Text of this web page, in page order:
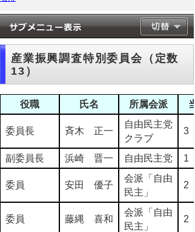
産業振興調査特別委員会（定数
13）
役職 氏名 所属会派
委員長 斉木 正一
自由民主党
クラブ
3
副委員長 浜崎 晋一 自由民主党 1
委員 安田 優子
会派「自由
民主」
2
委員 藤縄 喜和
会派「自由
民主」
2